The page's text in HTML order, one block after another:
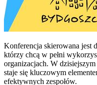
Konferencja skierowana jest
którzy chcą w pełni
organizacjach. W
staje się kluczowym
efektywnych zespołów.